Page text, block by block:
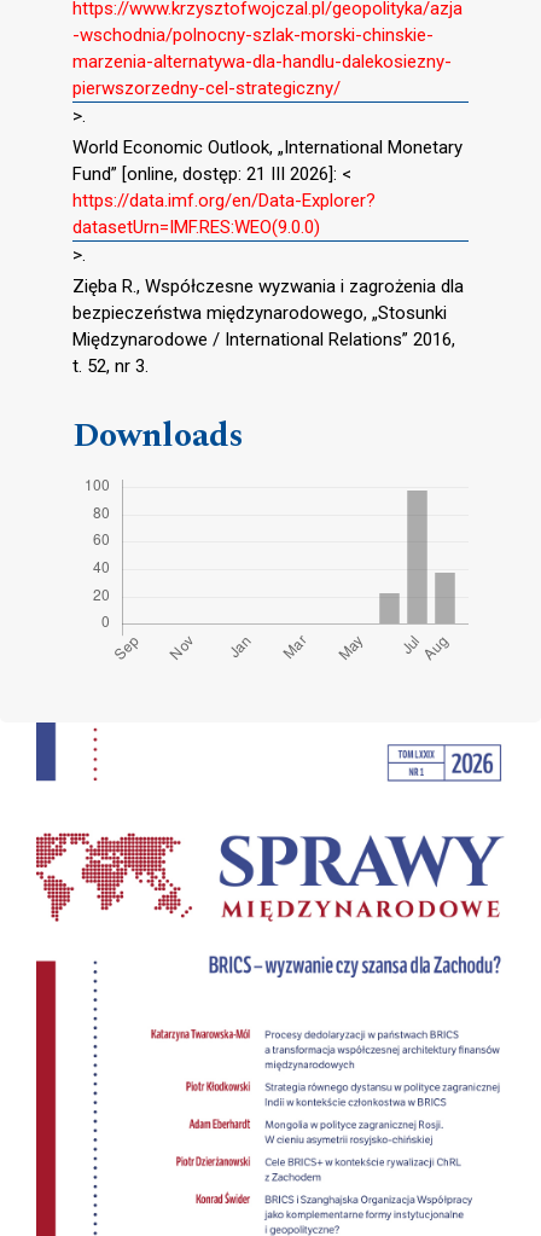
https://www.krzysztofwojczal.pl/geopolityka/azja
-wschodnia/polnocny-szlak-morski-chinskie-
marzenia-alternatywa-dla-handlu-dalekosiezny-
pierwszorzedny-cel-strategiczny/
>.
World Economic Outlook, „International Monetary
Fund” [online, dostęp: 21 III 2026]: <
https://data.imf.org/en/Data-Explorer?
datasetUrn=IMF.RES:WEO(9.0.0)
>.
Zięba R., Współczesne wyzwania i zagrożenia dla
bezpieczeństwa międzynarodowego, „Stosunki
Międzynarodowe / International Relations” 2016,
t. 52, nr 3.
Downloads
Cover image